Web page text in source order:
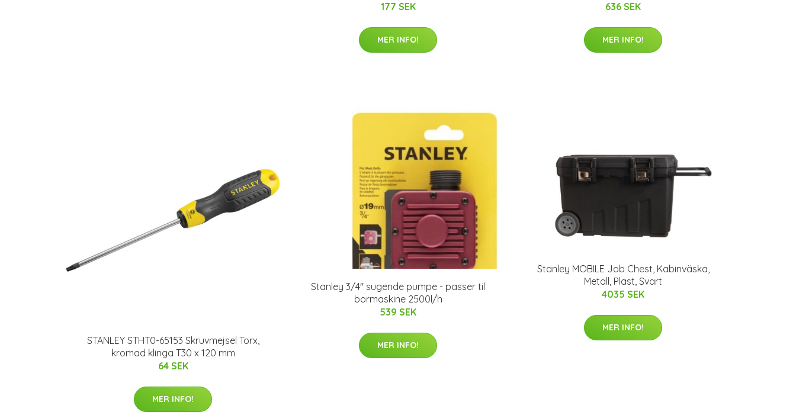
177 SEK
MER INFO!
636 SEK
MER INFO!
STANLEY STHT0-65153 Skruvmejsel Torx,
kromad klinga T30 x 120 mm
64 SEK
MER INFO!
Stanley 3/4'' sugende pumpe - passer til
bormaskine 2500l/h
539 SEK
MER INFO!
Stanley MOBILE Job Chest, Kabinväska,
Metall, Plast, Svart
4035 SEK
MER INFO!